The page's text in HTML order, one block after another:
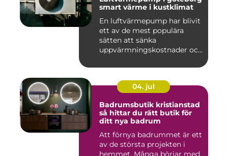
smart värme i kustklimat
En luftvärmepump har blivit
ett av de mest populära
sätten att sänka
uppvärmningskostnader och
04. jul
Badrumsbutik kristianstad
så hittar du rätt butik för
ditt nya badrum
Att förnya badrummet är ett
av de största projekten i
hemmet. Många börjar med